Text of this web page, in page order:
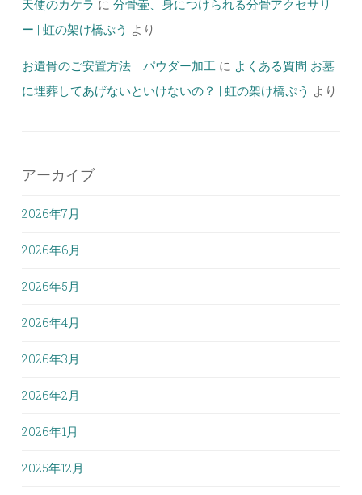
天使のカケラ に 分骨壷、身につけられる分骨アクセサリ
ー | 虹の架け橋ぷう より
お遺骨のご安置方法 パウダー加工 に よくある質問 お墓
に埋葬してあげないといけないの？ | 虹の架け橋ぷう より
アーカイブ
2026年7月
2026年6月
2026年5月
2026年4月
2026年3月
2026年2月
2026年1月
2025年12月